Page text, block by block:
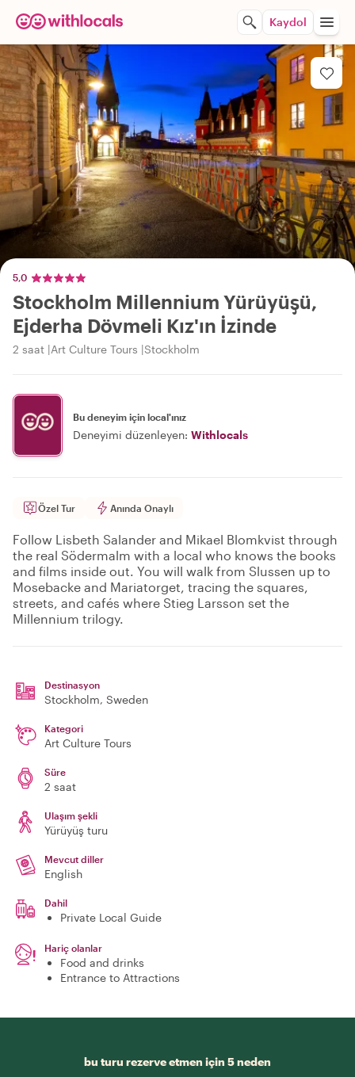
Kaydol
5,0
Stockholm Millennium Yürüyüşü,
Ejderha Dövmeli Kız'ın İzinde
2 saat Art Culture Tours Stockholm
Bu deneyim için local'ınız
Deneyimi düzenleyen: Withlocals
Özel Tur Anında Onaylı
Follow Lisbeth Salander and Mikael Blomkvist through
the real Södermalm with a local who knows the books
and films inside out. You will walk from Slussen up to
Mosebacke and Mariatorget, tracing the squares,
streets, and cafés where Stieg Larsson set the
Millennium trilogy.
Destinasyon
Stockholm, Sweden
Kategori
Art Culture Tours
Süre
2 saat
Ulaşım şekli
Yürüyüş turu
Mevcut diller
English
Dahil
Private Local Guide
Hariç olanlar
Food and drinks
Entrance to Attractions
bu turu rezerve etmen için 5 neden